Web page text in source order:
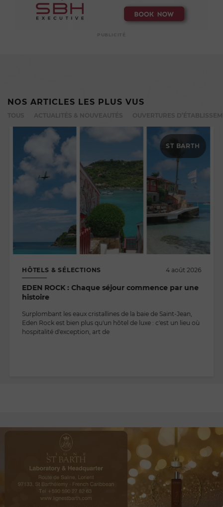
PUBLICITÉ
NOS ARTICLES LES PLUS VUS
ST BARTH
HÔTELS & SÉLECTIONS 4 août 2026
EDEN ROCK : Chaque séjour commence par une
histoire
Surplombant les eaux cristallines de la baie de Saint-Jean,
Eden Rock est bien plus qu'un hôtel de luxe : c'est un lieu où
hospitalité d'exception, art de